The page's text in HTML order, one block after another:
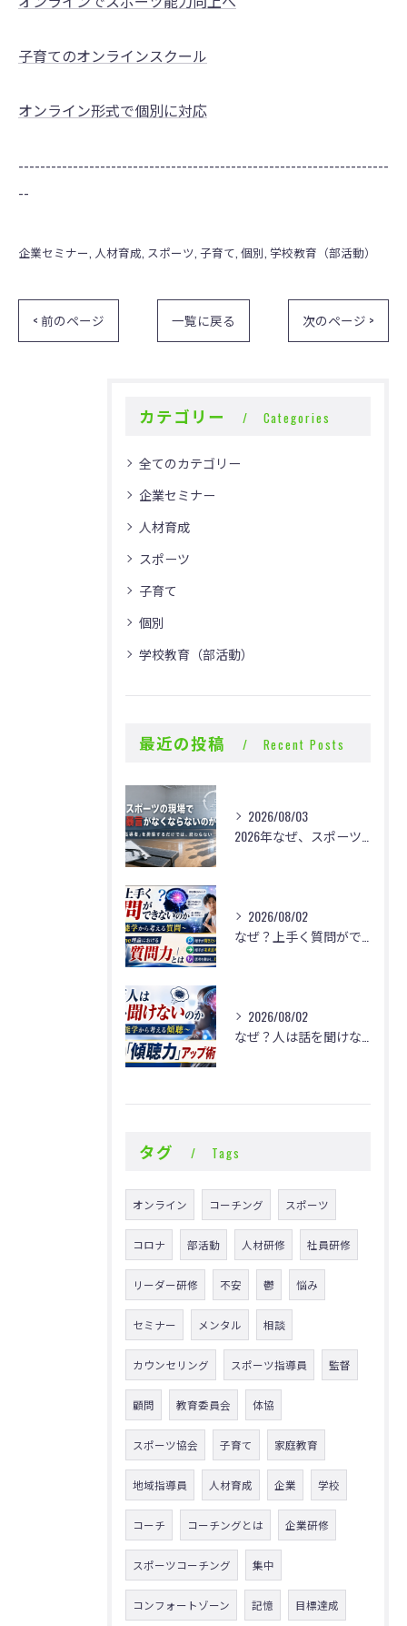
子育てのオンラインスクール
オンライン形式で個別に対応
--------------------------------------------------------------------
--
企業セミナー 人材育成 スポーツ 子育て 個別 学校教育（部活動）
< 前のページ 一覧に戻る 次のページ >
カテゴリー Categories
全てのカテゴリー
企業セミナー
人材育成
スポーツ
子育て
個別
学校教育（部活動）
最近の投稿 Recent Posts
2026/08/03
2026年なぜ、スポーツの現場で体罰・暴言がなくならないのか？
2026/08/02
なぜ？上手く質問ができないのか
2026/08/02
なぜ？人は話を聞けないのか
タグ Tags
オンライン コーチング スポーツ
コロナ 部活動 人材研修 社員研修
リーダー研修 不安 鬱 悩み
セミナー メンタル 相談
カウンセリング スポーツ指導員 監督
顧問 教育委員会 体協
スポーツ協会 子育て 家庭教育
地域指導員 人材育成 企業 学校
コーチ コーチングとは 企業研修
スポーツコーチング 集中
コンフォートゾーン 記憶 目標達成